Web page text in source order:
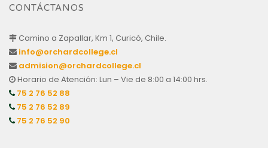
CONTÁCTANOS
Camino a Zapallar, Km 1, Curicó, Chile.
info@orchardcollege.cl
admision@orchardcollege.cl
Horario de Atención: Lun – Vie de 8:00 a 14:00 hrs.
75 2 76 52 88
75 2 76 52 89
75 2 76 52 90